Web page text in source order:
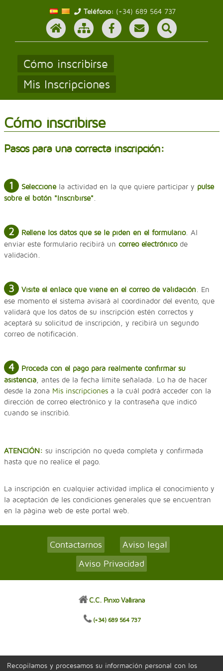
Teléfono: (+34) 689 564 737
Cómo inscribirse
Mis Inscripciones
Cómo inscribirse
Pasos para una correcta inscripción:
1 Seleccionela actividad en la que quiere participar y pulse
sobre el botón "Inscribirse"
2 Rellene los datos que se le piden en el formulario. Al
enviar este formulario recibirá un correo electrónicode
validación.
3 Visite el enlace que viene en el correo de validación . En
ese momento el sistema avisará al coordinador del evento, que
validará que los datos de su inscripción estén correctos y
aceptará su solicitud de inscripción, y recibirá un segundo
correo de notificación.
4
Proceda con el pago para realmente confirmar su
asistencia, antes de la fecha límite señalada. Lo ha de hacer
desde la zona Mis inscripcionesa la cuál podrá acceder con la
dirección de correo electrónico y la contraseña que indicó
cuando se inscribió.
ATENCIÓN: su inscripción no queda completa y confirmada
hasta que no realice el pago.
La inscripción en cualquier actividad implica el conocimiento y
la aceptación de les condiciones generales que se encuentran
en la pàgina web de este portal web.
Contactarnos Aviso legal
Aviso Privacidad
C.C. Pinxo Vallirana
(+34) 689 564 737
Recopilamos y procesamos su información personal con los